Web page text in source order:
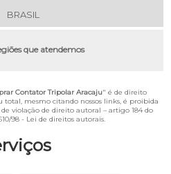
BRASIL
que atendemos
Contator Tripolar Aracaju" é de direito
total, mesmo citando nossos links, é proibida
violação de direito autoral – artigo 184 do
98 - Lei de direitos autorais.